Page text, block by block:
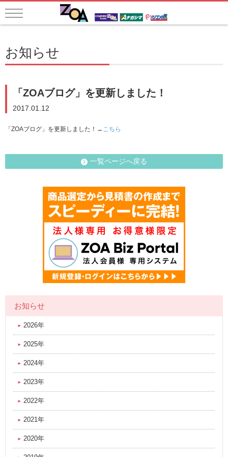
お知らせ
「ZOAブログ」を更新しました！
2017.01.12
「ZOAブログ」を更新しました！→ こちら
一覧ページへ戻る
お知らせ
2026年
2025年
2024年
2023年
2022年
2021年
2020年